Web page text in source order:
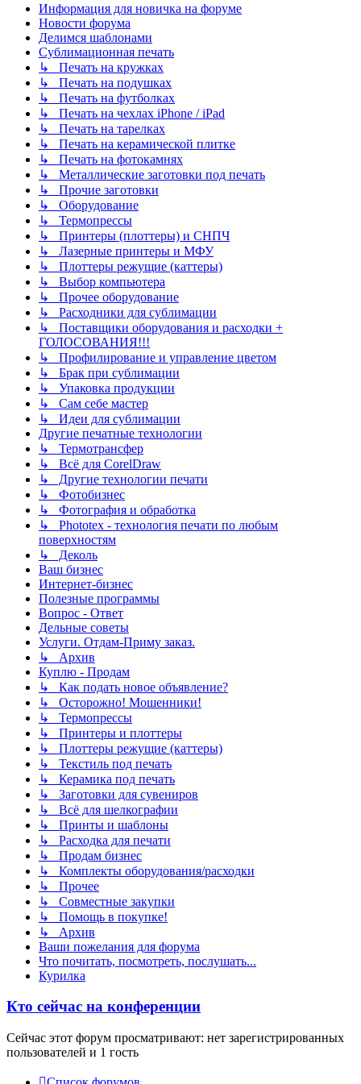
Информация для новичка на форуме
Новости форума
Делимся шаблонами
Сублимационная печать
↳ Печать на кружках
↳ Печать на подушках
↳ Печать на футболках
↳ Печать на чехлах iPhone / iPad
↳ Печать на тарелках
↳ Печать на керамической плитке
↳ Печать на фотокамнях
↳ Металлические заготовки под печать
↳ Прочие заготовки
↳ Оборудование
↳ Термопрессы
↳ Принтеры (плоттеры) и СНПЧ
↳ Лазерные принтеры и МФУ
↳ Плоттеры режущие (каттеры)
↳ Выбор компьютера
↳ Прочее оборудование
↳ Расходники для сублимации
↳ Поставщики оборудования и расходки +
ГОЛОСОВАНИЯ!!!
↳ Профилирование и управление цветом
↳ Брак при сублимации
↳ Упаковка продукции
↳ Сам себе мастер
↳ Идеи для сублимации
Другие печатные технологии
↳ Термотрансфер
↳ Всё для CorelDraw
↳ Другие технологии печати
↳ Фотобизнес
↳ Фотография и обработка
↳ Phototex - технология печати по любым
поверхностям
↳ Деколь
Ваш бизнес
Интернет-бизнес
Полезные программы
Вопрос - Ответ
Дельные советы
Услуги. Отдам-Приму заказ.
↳ Архив
Куплю - Продам
↳ Как подать новое объявление?
↳ Осторожно! Мошенники!
↳ Термопрессы
↳ Принтеры и плоттеры
↳ Плоттеры режущие (каттеры)
↳ Текстиль под печать
↳ Керамика под печать
↳ Заготовки для сувениров
↳ Всё для шелкографии
↳ Принты и шаблоны
↳ Расходка для печати
↳ Продам бизнес
↳ Комплекты оборудования/расходки
↳ Прочее
↳ Совместные закупки
↳ Помощь в покупке!
↳ Архив
Ваши пожелания для форума
Что почитать, посмотреть, послушать...
Курилка
Кто сейчас на конференции
Сейчас этот форум просматривают: нет зарегистрированных
пользователей и 1 гость